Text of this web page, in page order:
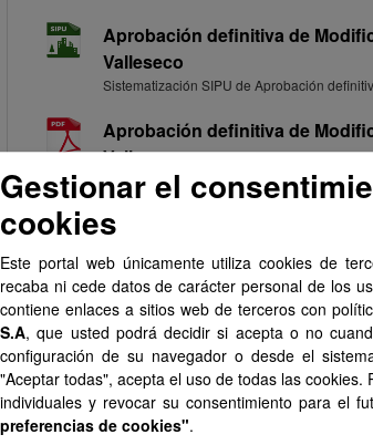
Aprobación definitiva de
Valleseco
Sistematización SIPU de Aprobación
Aprobación definitiva de
Valleseco
Documentación de Aprobación definitiva de
Aprobación definitiva de
Valleseco
Enlace a la consulta de Aprobación
Aprobación definitiva de
Valleseco
Sistematización FIP de Aprobación
Aprobación definitiva de
Gestionar el
cookies
Este portal web únicamente utiliza cookies de
recaba ni cede datos de carácter personal de los
contiene enlaces a sitios web de terceros con
S.A, que usted podrá decidir si acepta o no
configuración de su navegador o desde el
"Aceptar todas", acepta el uso de todas las
individuales y revocar su consentimiento para el
preferencias de cookies".